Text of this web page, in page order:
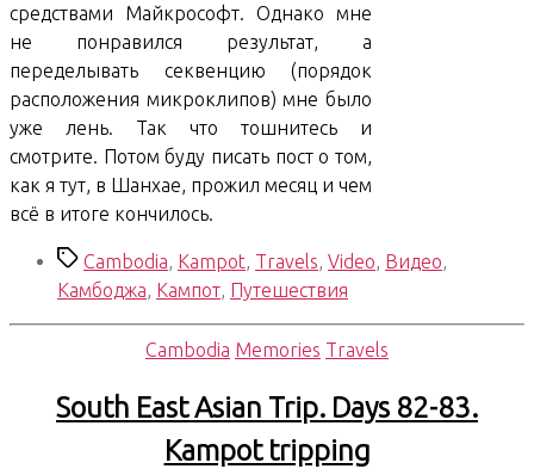
средствами Майкрософт. Однако мне
не понравился результат, а
переделывать секвенцию (порядок
расположения микроклипов) мне было
уже лень. Так что тошнитесь и
смотрите. Потом буду писать пост о том,
как я тут, в Шанхае, прожил месяц и чем
всё в итоге кончилось.
МеткиCambodia Kampot Travels Video Видео
Камбоджа Кампот Путешествия
Рубрики
Cambodia Memories Travels
South East Asian Trip. Days 82-83.
Kampot tripping